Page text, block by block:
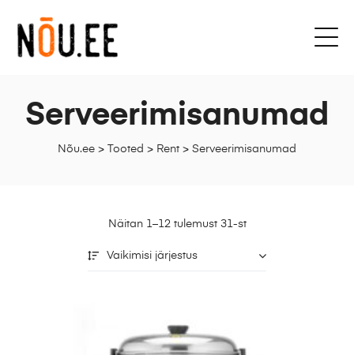
Nõu.ee > Tooted > Rent > Serveerimisanumad
Serveerimisanumad
Näitan 1–12 tulemust 31-st
Vaikimisi järjestus